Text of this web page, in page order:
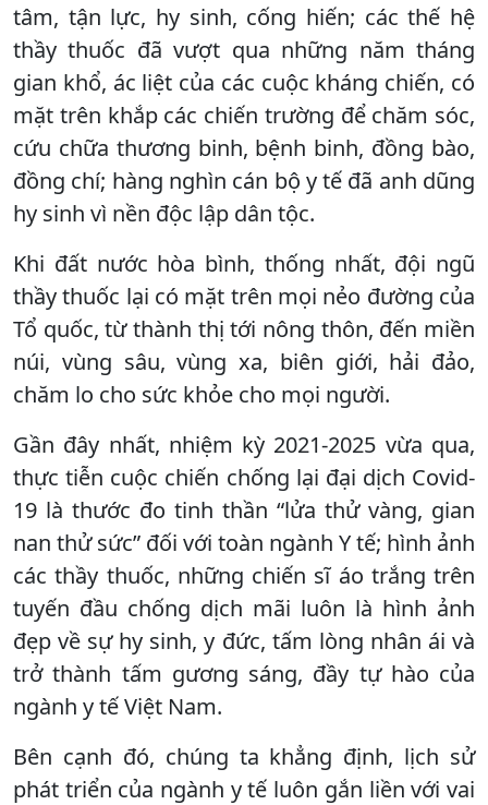
tâm, tận lực, hy sinh, cống hiến; các thế hệ
thầy thuốc đã vượt qua những năm tháng
gian khổ, ác liệt của các cuộc kháng chiến, có
mặt trên khắp các chiến trường để chăm sóc,
cứu chữa thương binh, bệnh binh, đồng bào,
đồng chí; hàng nghìn cán bộ y tế đã anh dũng
hy sinh vì nền độc lập dân tộc.
Khi đất nước hòa bình, thống nhất, đội ngũ
thầy thuốc lại có mặt trên mọi nẻo đường của
Tổ quốc, từ thành thị tới nông thôn, đến miền
núi, vùng sâu, vùng xa, biên giới, hải đảo,
chăm lo cho sức khỏe cho mọi người.
Gần đây nhất, nhiệm kỳ 2021-2025 vừa qua,
thực tiễn cuộc chiến chống lại đại dịch Covid-
19 là thước đo tinh thần “lửa thử vàng, gian
nan thử sức” đối với toàn ngành Y tế; hình ảnh
các thầy thuốc, những chiến sĩ áo trắng trên
tuyến đầu chống dịch mãi luôn là hình ảnh
đẹp về sự hy sinh, y đức, tấm lòng nhân ái và
trở thành tấm gương sáng, đầy tự hào của
ngành y tế Việt Nam.
Bên cạnh đó, chúng ta khẳng định, lịch sử
phát triển của ngành y tế luôn gắn liền với vai